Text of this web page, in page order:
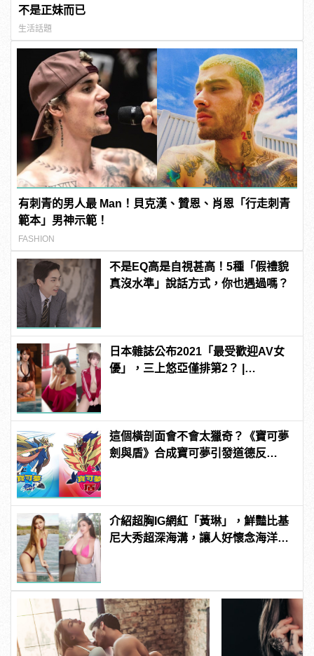
不是正妹而已
生活話題
有刺青的男人最 Man！貝克漢、贊恩、肖恩「行走刺青
範本」男神示範！
FASHION
不是EQ高是自視甚高！5種「假禮貌
真沒水準」說話方式，你也遇過嗎？
日本雜誌公布2021「最受歡迎AV女
優」，三上悠亞僅排第2？ |
這個橫剖面會不會太獵奇？《寶可夢
劍與盾》合成寶可夢引發道德反
介紹超胸IG網紅「黃琳」，鮮豔比基
尼大秀超深海溝，讓人好懷念海洋風